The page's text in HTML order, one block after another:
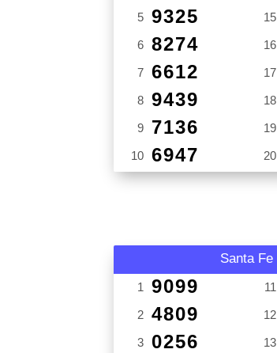
5 9325
6 8274
7 6612
8 9439
9 7136
10 6947
15
16
17
18
19
20
Santa Fe
1 9099
2 4809
3 0256
11
12
13